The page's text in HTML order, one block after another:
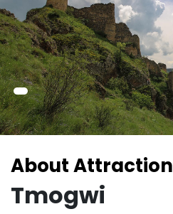
About Attraction
Tmogwi